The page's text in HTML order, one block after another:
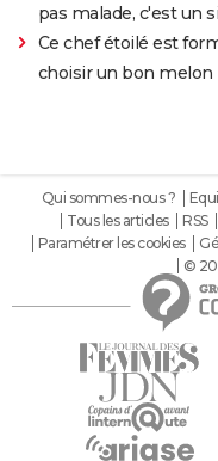
pas malade, c'est un
Ce chef étoilé est
choisir un bon melon
Qui sommes-nous ?
Tous les articles
RSS
Paramétrer les cookies
©